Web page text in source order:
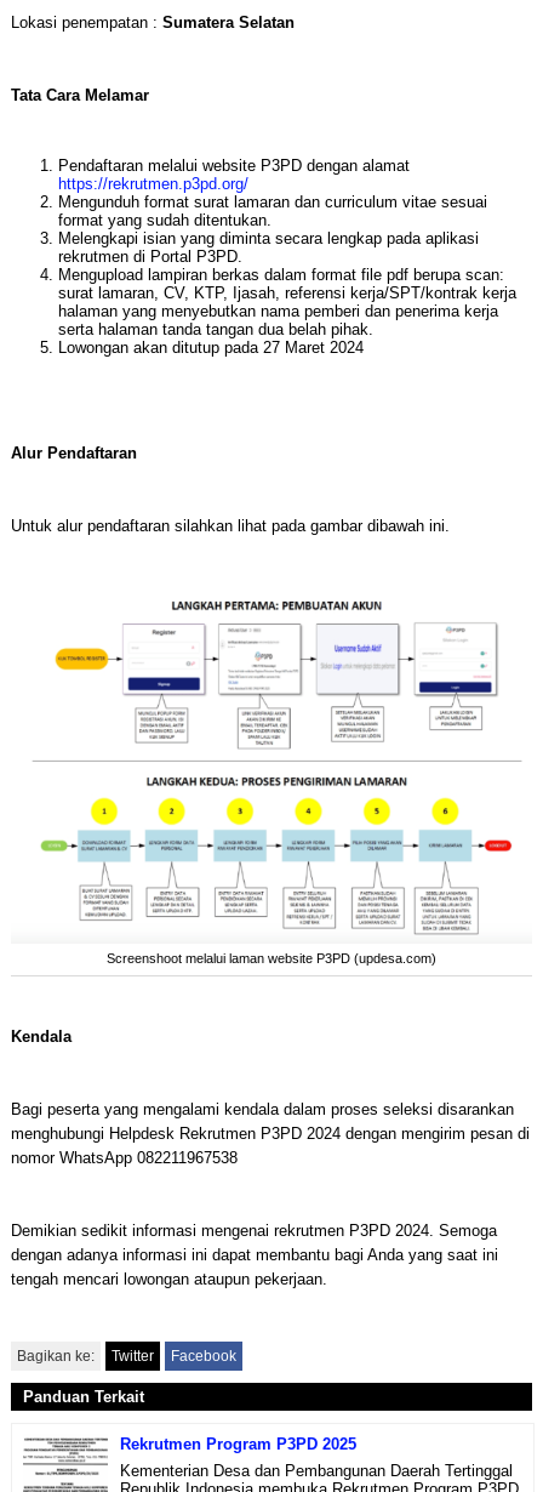
Lokasi penempatan : Sumatera Selatan
Tata Cara Melamar
Pendaftaran melalui website P3PD dengan alamat
https://rekrutmen.p3pd.org/
Mengunduh format surat lamaran dan curriculum vitae sesuai
format yang sudah ditentukan.
Melengkapi isian yang diminta secara lengkap pada aplikasi
rekrutmen di Portal P3PD.
Mengupload lampiran berkas dalam format file pdf berupa scan:
surat lamaran, CV, KTP, Ijasah, referensi kerja/SPT/kontrak kerja
halaman yang menyebutkan nama pemberi dan penerima kerja
serta halaman tanda tangan dua belah pihak.
Lowongan akan ditutup pada 27 Maret 2024
Alur Pendaftaran
Untuk alur pendaftaran silahkan lihat pada gambar dibawah ini.
Screenshoot melalui laman website P3PD (updesa.com)
Kendala
Bagi peserta yang mengalami kendala dalam proses seleksi disarankan
menghubungi Helpdesk Rekrutmen P3PD 2024 dengan mengirim pesan di
nomor WhatsApp 082211967538
Demikian sedikit informasi mengenai rekrutmen P3PD 2024. Semoga
dengan adanya informasi ini dapat membantu bagi Anda yang saat ini
tengah mencari lowongan ataupun pekerjaan.
Bagikan ke: Twitter Facebook
Panduan Terkait
Rekrutmen Program P3PD 2025
Kementerian Desa dan Pembangunan Daerah Tertinggal